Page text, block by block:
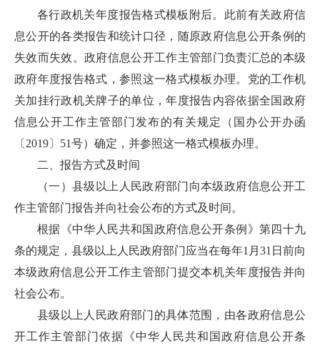
各行政机关年度报告格式模板附后。此前有关政府信
息公开的各类报告和统计口径，随原政府信息公开条例的
失效而失效。政府信息公开工作主管部门负责汇总的本级
政府年度报告格式，参照这一格式模板办理。党的工作机
关加挂行政机关牌子的单位，年度报告内容依据全国政府
信息公开工作主管部门发布的有关规定（国办公开办函
〔2019〕51号）确定，并参照这一格式模板办理。
二、报告方式及时间
（一）县级以上人民政府部门向本级政府信息公开工
作主管部门报告并向社会公布的方式及时间。
根据《中华人民共和国政府信息公开条例》第四十九
条的规定，县级以上人民政府部门应当在每年1月31日前向
本级政府信息公开工作主管部门提交本机关年度报告并向
社会公布。
县级以上人民政府部门的具体范围，由各政府信息公
开工作主管部门依据《中华人民共和国政府信息公开条